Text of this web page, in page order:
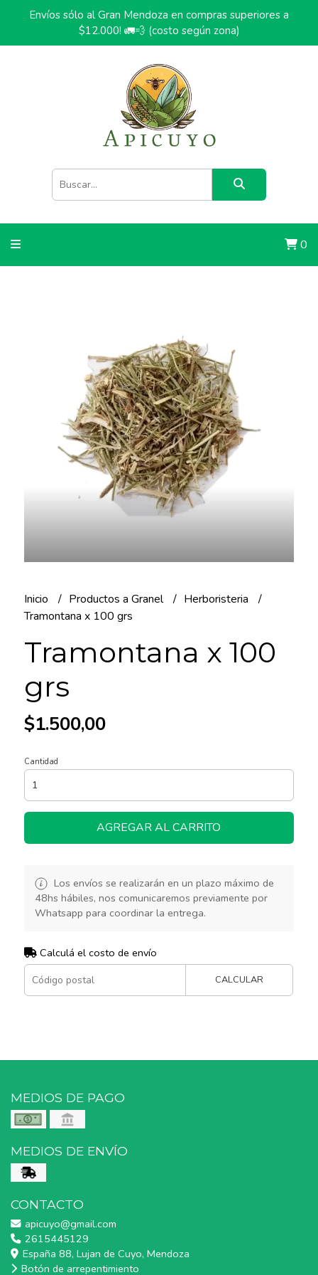
Envíos sólo al Gran Mendoza en compras superiores a
$12.000! 🚛💨 (costo según zona)
0
Inicio Productos a Granel
Herboristeria
Tramontana x 100 grs
Tramontana x 100
grs
$1.500,00
Cantidad
AGREGAR AL CARRITO
Los envíos se realizarán en un plazo máximo de
48hs hábiles, nos comunicaremos previamente por
Whatsapp para coordinar la entrega.
Calculá el costo de envío
CALCULAR
MEDIOS DE PAGO
MEDIOS DE ENVÍO
CONTACTO
apicuyo@gmail.com
2615445129
España 88, Lujan de Cuyo, Mendoza
Botón de arrepentimiento